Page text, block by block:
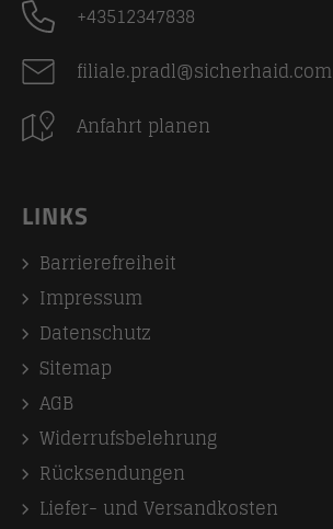
+43512347838
filiale.pradl@sicherhaid.com
Anfahrt planen
LINKS
Barrierefreiheit
Impressum
Datenschutz
Sitemap
AGB
Widerrufsbelehrung
Rücksendungen
Liefer- und Versandkosten